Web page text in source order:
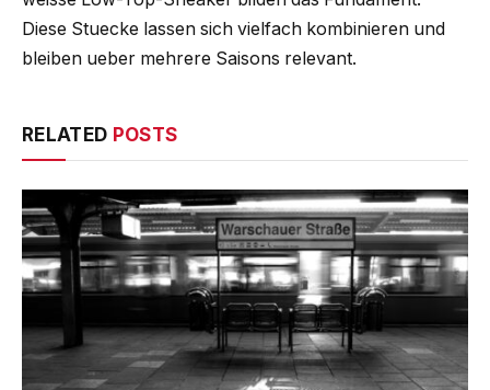
Diese Stuecke lassen sich vielfach kombinieren und
bleiben ueber mehrere Saisons relevant.
RELATED POSTS